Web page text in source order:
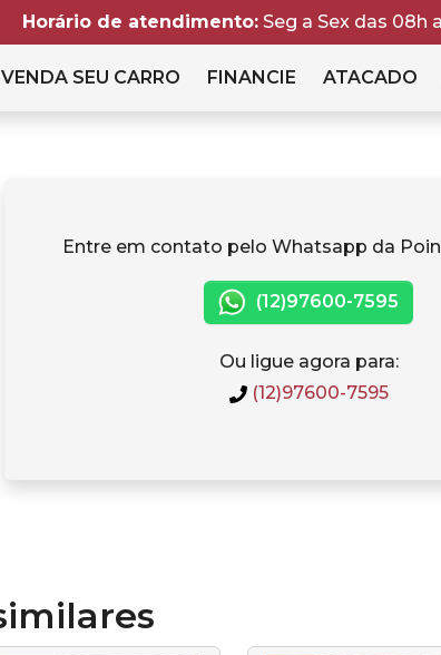
Horário de atendimento: Seg a Sex das 08h
VENDA SEU CARRO FINANCIE ATACADO
Entre em contato pelo Whatsapp da
(12)97600-7595
Ou ligue agora para:
(12)97600-7595